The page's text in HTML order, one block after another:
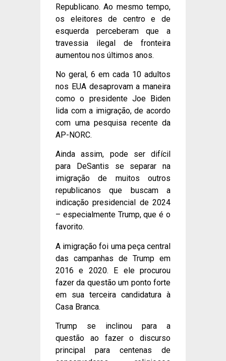
Republicano. Ao mesmo tempo,
os eleitores de centro e de
esquerda perceberam que a
travessia ilegal de fronteira
aumentou nos últimos anos.
No geral, 6 em cada 10 adultos
nos EUA desaprovam a maneira
como o presidente Joe Biden
lida com a imigração, de acordo
com uma pesquisa recente da
AP-NORC.
Ainda assim, pode ser difícil
para DeSantis se separar na
imigração de muitos outros
republicanos que buscam a
indicação presidencial de 2024
– especialmente Trump, que é o
favorito.
A imigração foi uma peça central
das campanhas de Trump em
2016 e 2020. E ele procurou
fazer da questão um ponto forte
em sua terceira candidatura à
Casa Branca.
Trump se inclinou para a
questão ao fazer o discurso
principal para centenas de